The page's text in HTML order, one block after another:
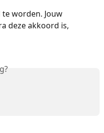
worden. Jouw
deze akkoord is,